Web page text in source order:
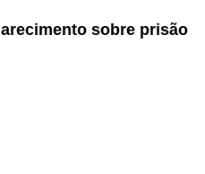
sobre prisão